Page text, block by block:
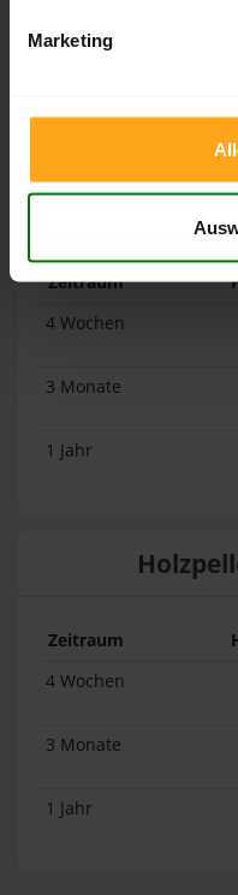
Marketing
Pelletspreise für
Lose
Zeitraum
4 Wochen
3 Monate
1 Jahr
Zeitraum
4 Wochen
3 Monate
1 Jahr